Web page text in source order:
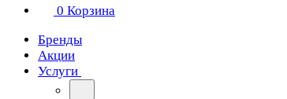
0 Корзина
Бренды
Акции
Услуги